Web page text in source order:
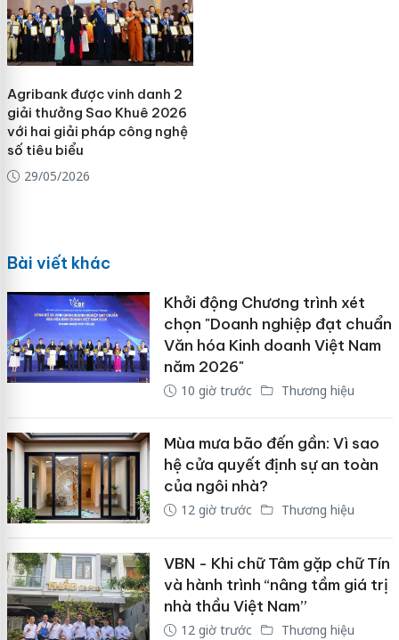
Agribank được vinh danh 2
giải thưởng Sao Khuê 2026
với hai giải pháp công nghệ
số tiêu biểu
29/05/2026
Bài viết khác
Khởi động Chương trình xét
chọn "Doanh nghiệp đạt chuẩn
Văn hóa Kinh doanh Việt Nam
năm 2026"
10 giờ trước Thương hiệu
Mùa mưa bão đến gần: Vì sao
hệ cửa quyết định sự an toàn
của ngôi nhà?
12 giờ trước Thương hiệu
VBN - Khi chữ Tâm gặp chữ Tín
và hành trình “nâng tầm giá trị
nhà thầu Việt Nam”
12 giờ trước Thương hiệu